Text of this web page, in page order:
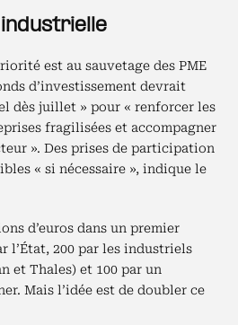
industrielle
est au sauvetage des PME
d’investissement devrait
dès juillet » pour « renforcer les
fragilisées et accompagner
». Des prises de participation
« si nécessaire », indique le
d’euros dans un premier
l’État, 200 par les industriels
et Thales) et 100 par un
Mais l’idée est de doubler ce